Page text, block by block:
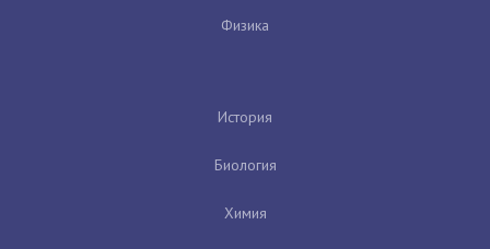
Физика
История
Биология
Химия